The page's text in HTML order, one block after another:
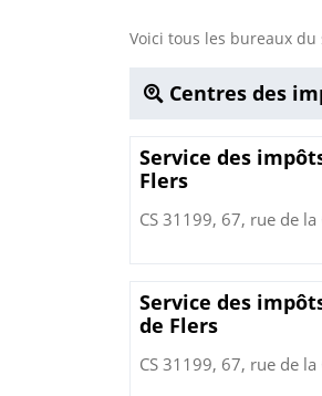
Voici tous les bureaux
Centres des
Service des
Flers
CS 31199, 67, rue de
Service des
de Flers
CS 31199, 67, rue de